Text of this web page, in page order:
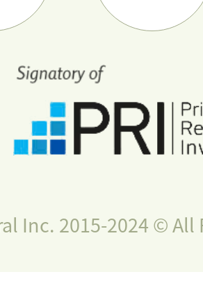
Inc. 2015-2024 © All